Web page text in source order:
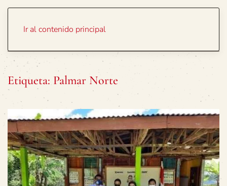
Ir al contenido principal
Etiqueta: Palmar Norte